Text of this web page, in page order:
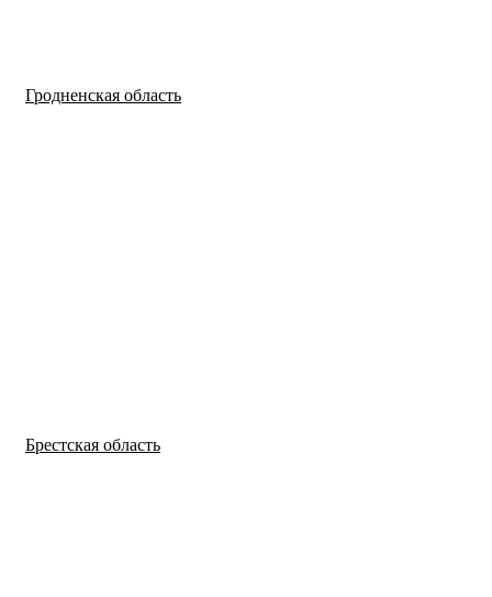
Гродненская область
Брестская область